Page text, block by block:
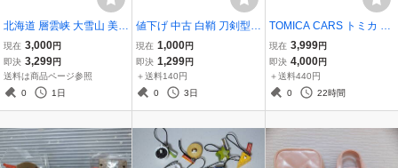
北海道 層雲峡 大雪山 美幌
峠 狩勝峠 旭岳 札幌 佐渡
アイヌ 等 ピンズ ピンバッ
ジ まとめ 平成 昭和レトロ
当時物 お土産 HOKKAIDO
現在 3,000円
即決 3,299円
送料は商品ページ参照
0
1日
値下げ 中古 白鞘 刀剣型
ペーパーナイフ ステンレ
ス製 刃紋風の模様入り ミ
ニチュア インテリア 1本
現在 1,000円
即決 1,299円
＋送料140円
0
3日
TOMICA CARS トミカ カ
ーズ ライトニングマック
ィーン シルバーレーサー
メーター ミスフリッター
ディズニートミカ 等 色々
現在 3,999円
即決 4,000円
＋送料440円
0
22時間